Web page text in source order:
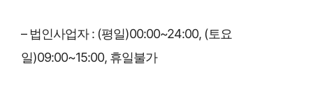
– 법인사업자 : (평일)00:00~24:00, (토요
일)09:00~15:00, 휴일불가